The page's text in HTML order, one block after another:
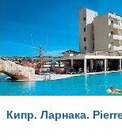
Кипр. Ларнака.